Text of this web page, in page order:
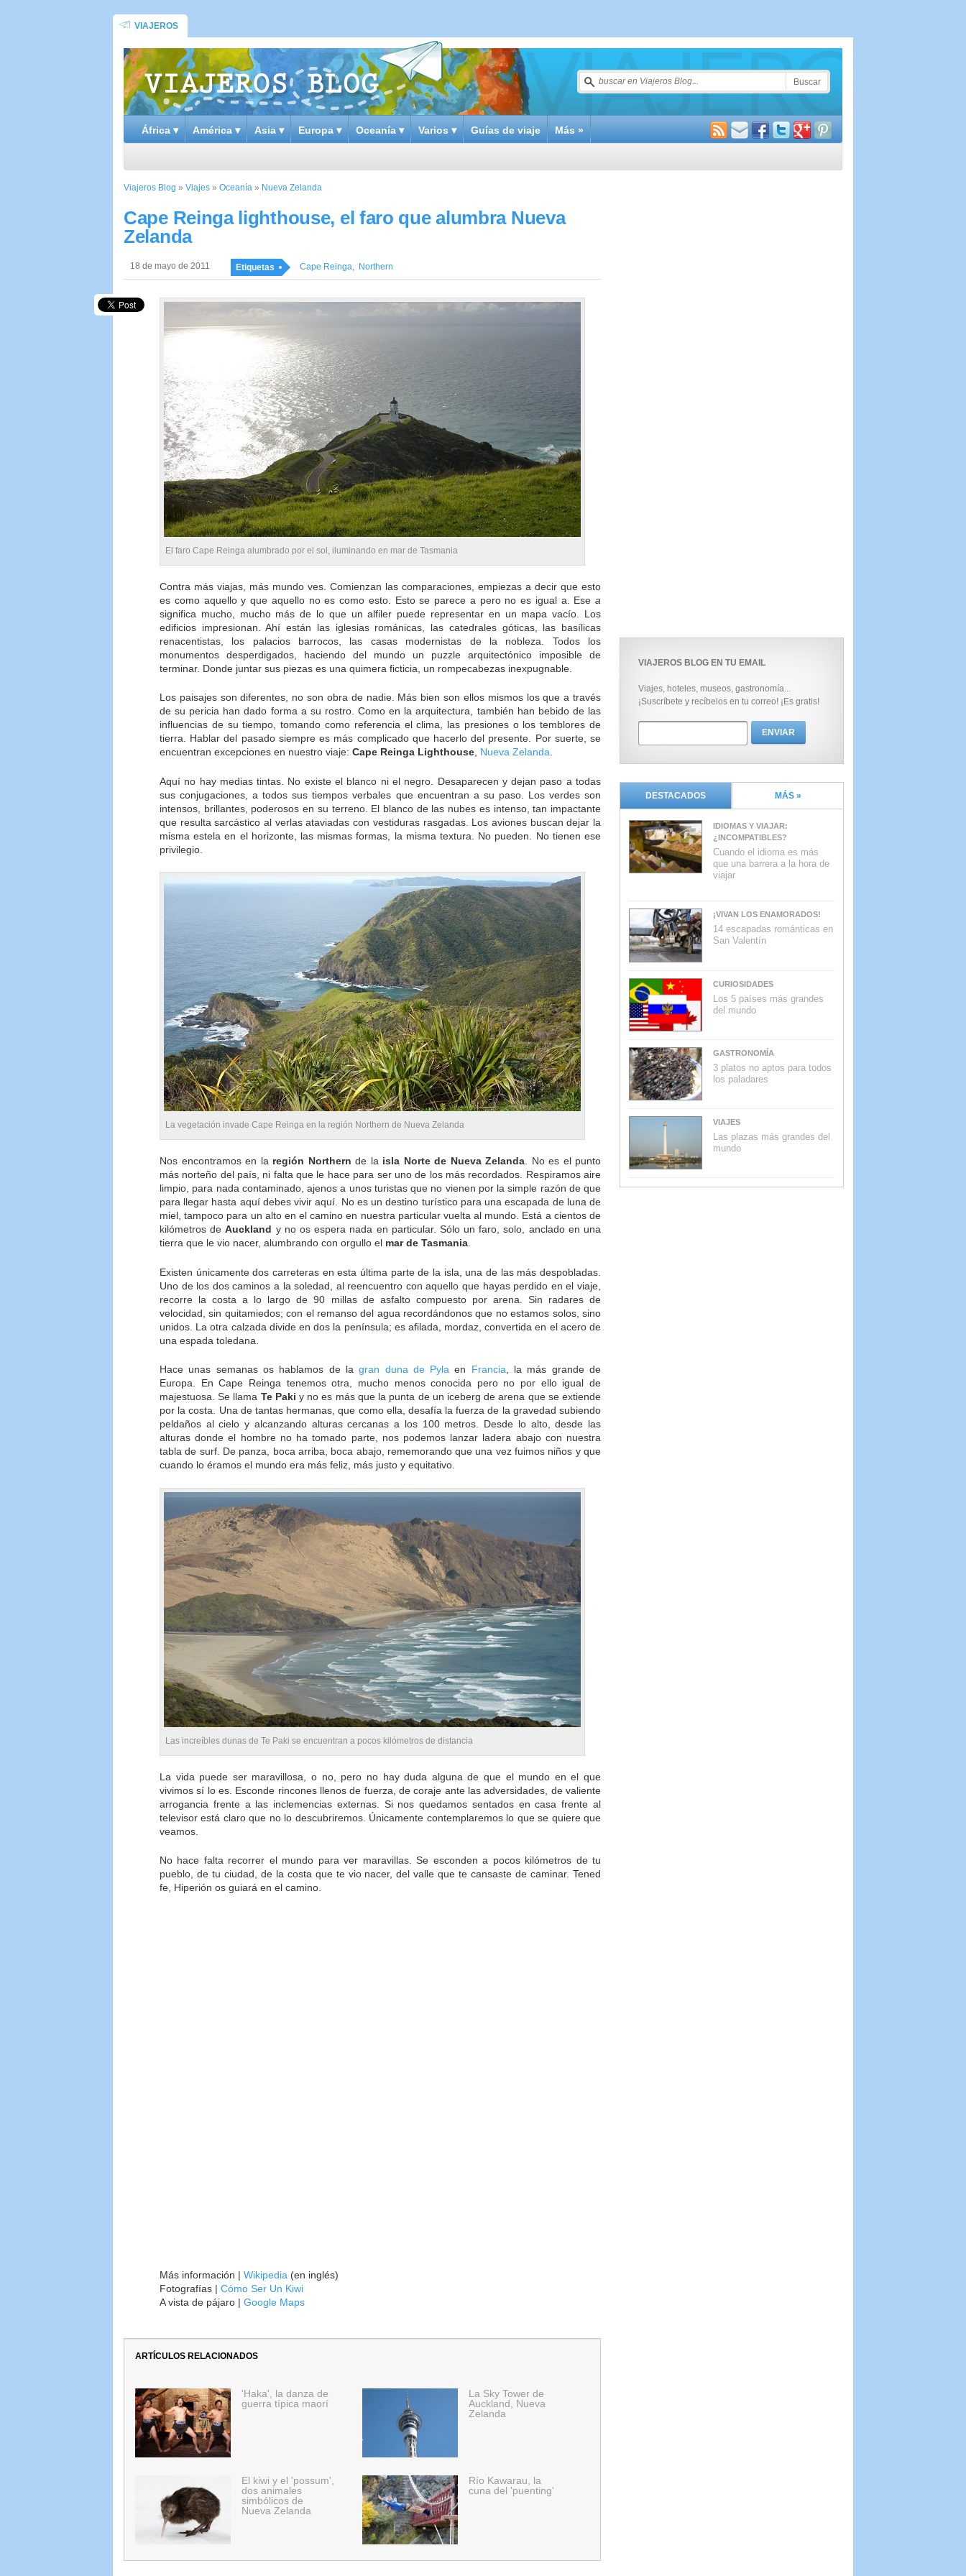
VIAJEROS
África ▾ América ▾ Asia ▾ Europa ▾ Oceanía ▾ Varios ▾ Guías de viaje Más »
Viajeros Blog » Viajes » Oceanía » Nueva Zelanda
Cape Reinga lighthouse, el faro que alumbra Nueva
Zelanda
18 de mayo de 2011 Etiquetas Cape Reinga, Northern
El faro Cape Reinga alumbrado por el sol, iluminando en mar de Tasmania
Contra más viajas, más mundo ves. Comienzan las comparaciones, empiezas a decir que esto
es como aquello y que aquello no es como esto. Esto se parece a pero no es igual a. Ese a
significa mucho, mucho más de lo que un alfiler puede representar en un mapa vacío. Los
edificios impresionan. Ahí están las iglesias románicas, las catedrales góticas, las basílicas
renacentistas, los palacios barrocos, las casas modernistas de la nobleza. Todos los
monumentos desperdigados, haciendo del mundo un puzzle arquitectónico imposible de
terminar. Donde juntar sus piezas es una quimera ficticia, un rompecabezas inexpugnable.
Los paisajes son diferentes, no son obra de nadie. Más bien son ellos mismos los que a través
de su pericia han dado forma a su rostro. Como en la arquitectura, también han bebido de las
influencias de su tiempo, tomando como referencia el clima, las presiones o los temblores de
tierra. Hablar del pasado siempre es más complicado que hacerlo del presente. Por suerte, se
encuentran excepciones en nuestro viaje: Cape Reinga Lighthouse, Nueva Zelanda.
Aquí no hay medias tintas. No existe el blanco ni el negro. Desaparecen y dejan paso a todas
sus conjugaciones, a todos sus tiempos verbales que encuentran a su paso. Los verdes son
intensos, brillantes, poderosos en su terreno. El blanco de las nubes es intenso, tan impactante
que resulta sarcástico al verlas ataviadas con vestiduras rasgadas. Los aviones buscan dejar la
misma estela en el horizonte, las mismas formas, la misma textura. No pueden. No tienen ese
privilegio.
La vegetación invade Cape Reinga en la región Northern de Nueva Zelanda
Nos encontramos en la región Northern de la isla Norte de Nueva Zelanda. No es el punto
más norteño del país, ni falta que le hace para ser uno de los más recordados. Respiramos aire
limpio, para nada contaminado, ajenos a unos turistas que no vienen por la simple razón de que
para llegar hasta aquí debes vivir aquí. No es un destino turístico para una escapada de luna de
miel, tampoco para un alto en el camino en nuestra particular vuelta al mundo. Está a cientos de
kilómetros deAuckland y no os espera nada en particular. Sólo un faro, solo, anclado en una
tierra que le vio nacer, alumbrando con orgullo el mar de Tasmania.
Existen únicamente dos carreteras en esta última parte de la isla, una de las más despobladas.
Uno de los dos caminos a la soledad, al reencuentro con aquello que hayas perdido en el viaje,
recorre la costa a lo largo de 90 millas de asfalto compuesto por arena. Sin radares de
velocidad, sin quitamiedos; con el remanso del agua recordándonos que no estamos solos, sino
unidos. La otra calzada divide en dos la península; es afilada, mordaz, convertida en el acero de
una espada toledana.
Hace unas semanas os hablamos de lagran duna de Pyla en Francia , la más grande de
Europa. En Cape Reinga tenemos otra, mucho menos conocida pero no por ello igual de
majestuosa. Se llama Te Paki y no es más que la punta de un iceberg de arena que se extiende
por la costa. Una de tantas hermanas, que como ella, desafía la fuerza de la gravedad subiendo
peldaños al cielo y alcanzando alturas cercanas a los 100 metros. Desde lo alto, desde las
alturas donde el hombre no ha tomado parte, nos podemos lanzar ladera abajo con nuestra
tabla de surf. De panza, boca arriba, boca abajo, rememorando que una vez fuimos niños y que
cuando lo éramos el mundo era más feliz, más justo y equitativo.
Las increíbles dunas de Te Paki se encuentran a pocos kilómetros de distancia
La vida puede ser maravillosa, o no, pero no hay duda alguna de que el mundo en el que
vivimos sí lo es. Esconde rincones llenos de fuerza, de coraje ante las adversidades, de valiente
arrogancia frente a las inclemencias externas. Si nos quedamos sentados en casa frente al
televisor está claro que no lo descubriremos. Únicamente contemplaremos lo que se quiere que
veamos.
No hace falta recorrer el mundo para ver maravillas. Se esconden a pocos kilómetros de tu
pueblo, de tu ciudad, de la costa que te vio nacer, del valle que te cansaste de caminar. Tened
fe, Hiperión os guiará en el camino.
Más información | Wikipedia (en inglés)
Fotografías | Cómo Ser Un Kiwi
A vista de pájaro | Google Maps
ARTÍCULOS RELACIONADOS
'Haka', la danza de
guerra típica maorí
La Sky Tower de
Auckland, Nueva
Zelanda
El kiwi y el 'possum',
dos animales
simbólicos de
Nueva Zelanda
Río Kawarau, la
cuna del 'puenting'
VIAJEROS BLOG EN TU EMAIL
Viajes, hoteles, museos, gastronomía...
¡Suscríbete y recíbelos en tu correo! ¡Es gratis!
DESTACADOS MÁS »
IDIOMAS Y VIAJAR:
¿INCOMPATIBLES?
Cuando el idioma es más
que una barrera a la hora de
viajar
¡VIVAN LOS ENAMORADOS!
14 escapadas románticas en
San Valentín
CURIOSIDADES
Los 5 países más grandes
del mundo
GASTRONOMÍA
3 platos no aptos para todos
los paladares
VIAJES
Las plazas más grandes del
mundo